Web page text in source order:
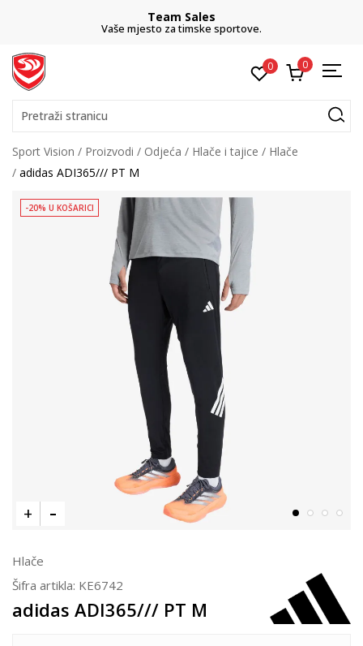
Team Sales
Vaše mjesto za timske sportove.
0 0
Pretraži stranicu
Sport Vision Proizvodi Odjeća Hlače i tajice
Hlače
adidas ADI365/// PT M
-20% U KOŠARICI
Hlače
Šifra artikla: KE6742
adidas ADI365/// PT M